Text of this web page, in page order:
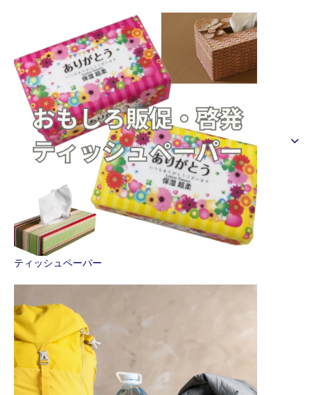
ティッシュペーパー